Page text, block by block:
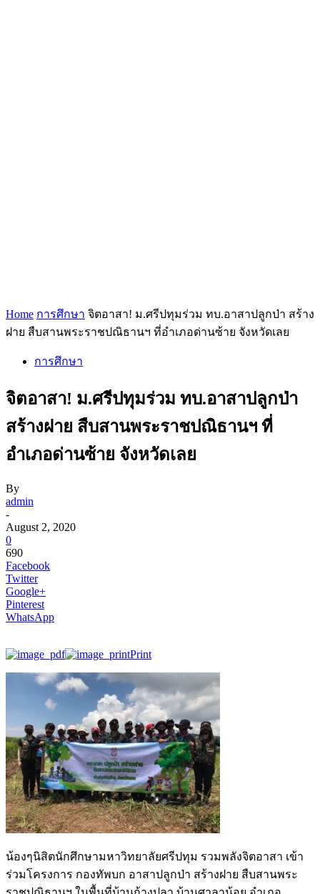
Home การศึกษา จิตอาสา! ม.ศรีปทุมร่วม ทบ.อาสาปลูกป่า สร้าง
ฝาย สืบสานพระราชปณิธานฯ ที่อำเภอด่านซ้าย จังหวัดเลย
การศึกษา
จิตอาสา! ม.ศรีปทุมร่วม ทบ.อาสาปลูกป่า
สร้างฝาย สืบสานพระราชปณิธานฯ ที่
อำเภอด่านซ้าย จังหวัดเลย
By
admin
-
August 2, 2020
0
690
Facebook
Twitter
Google+
Pinterest
WhatsApp
Print
น้องๆนิสิตนักศึกษามหาวิทยาลัยศรีปทุม รวมพลังจิตอาสา เข้า
ร่วมโครงการ กองทัพบก อาสาปลูกป่า สร้างฝาย สืบสานพระ